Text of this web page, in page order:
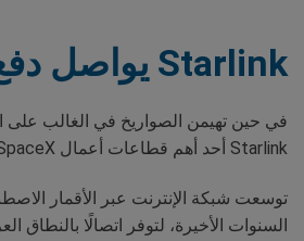
Starlink يواصل دفع
في حين تهيمن الصواريخ في الغالب على
Starlink أحد أهم قطاعات أعمال SpaceX.
توسعت شبكة الإنترنت عبر الأقمار
السنوات الأخيرة، لتوفر اتصالًا بالنطاق